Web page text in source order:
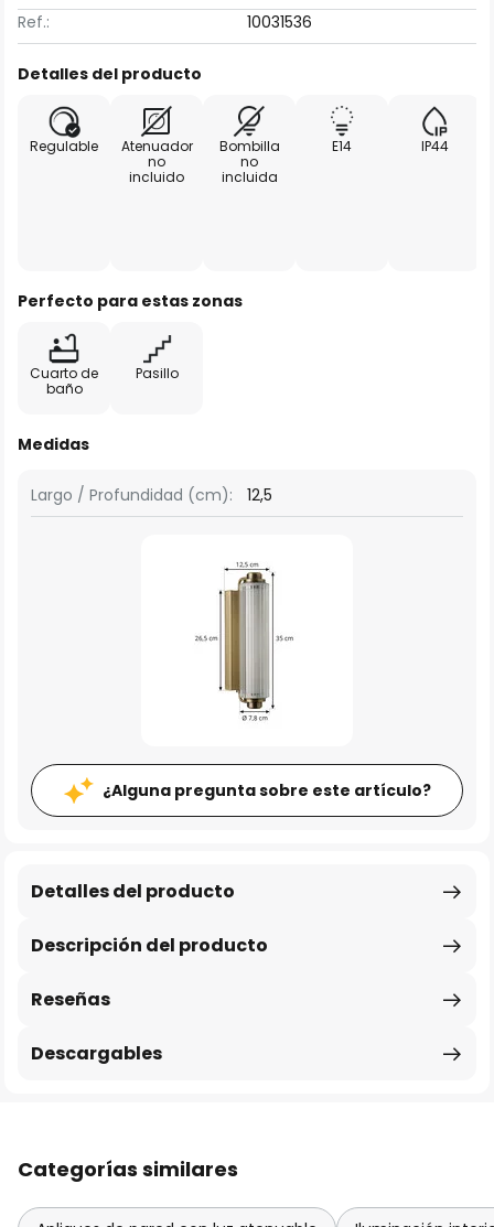
Ref.:
10031536
Detalles del producto
Regulable
Atenuador
no
incluido
Bombilla
no
incluida
E14 IP44
Perfecto para estas zonas
Cuarto de
baño
Pasillo
Medidas
Largo / Profundidad (cm): 12,5
¿Alguna pregunta sobre este artículo?
Descripción del producto
Detalles del producto
Reseñas
Descargables
Categorías similares